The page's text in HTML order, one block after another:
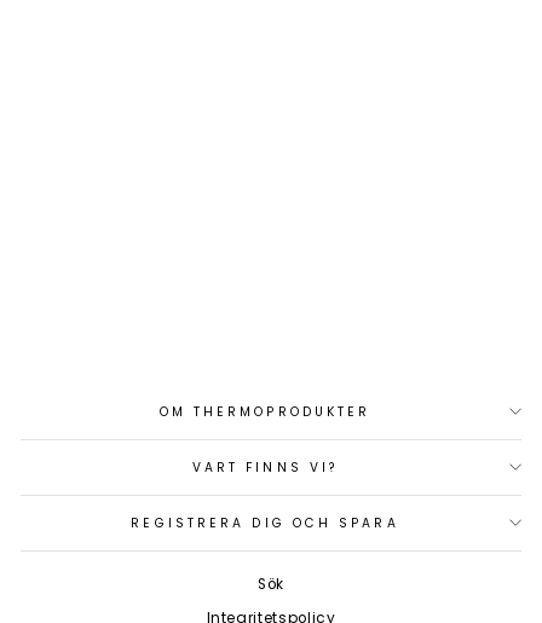
OM THERMOPRODUKTER
VART FINNS VI?
REGISTRERA DIG OCH SPARA
Sök
Integritetspolicy